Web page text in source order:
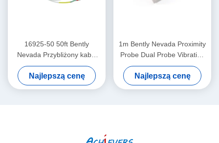
16925-50 50ft Bently
Nevada Przybliżony kabel
bez pancerza
Najlepszą cenę
1m Bently Nevada Proximity
Probe Dual Probe Vibration
Sensor 26530-12-10-00-
000-309-00-03-01
Najlepszą cenę